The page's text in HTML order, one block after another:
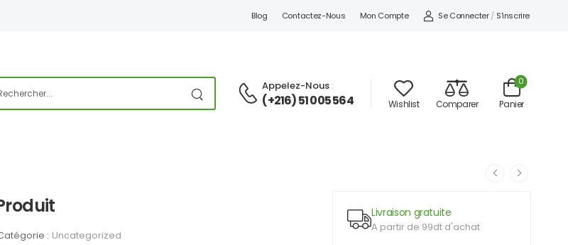
Blog Contactez-Nous Mon Compte Se Connecter / S'inscrire
Appelez-Nous :
(+216) 51 005 564 Wishlist Comparer Panier
0
Livraison gratuite
A partir de 99dt d'achat
: Uncategorized